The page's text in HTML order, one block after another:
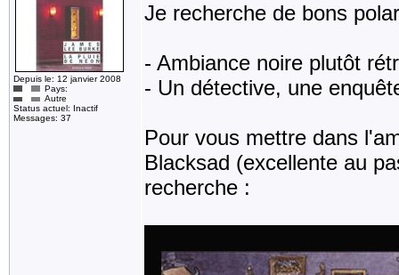
Depuis le: 12 janvier 2008
Pays:
Autre
Status actuel: Inactif
Messages: 37
Je recherche de bons
- Ambiance noire plutôt
- Un détective, une
Pour vous mettre dans
Blacksad (excellente au
recherche :